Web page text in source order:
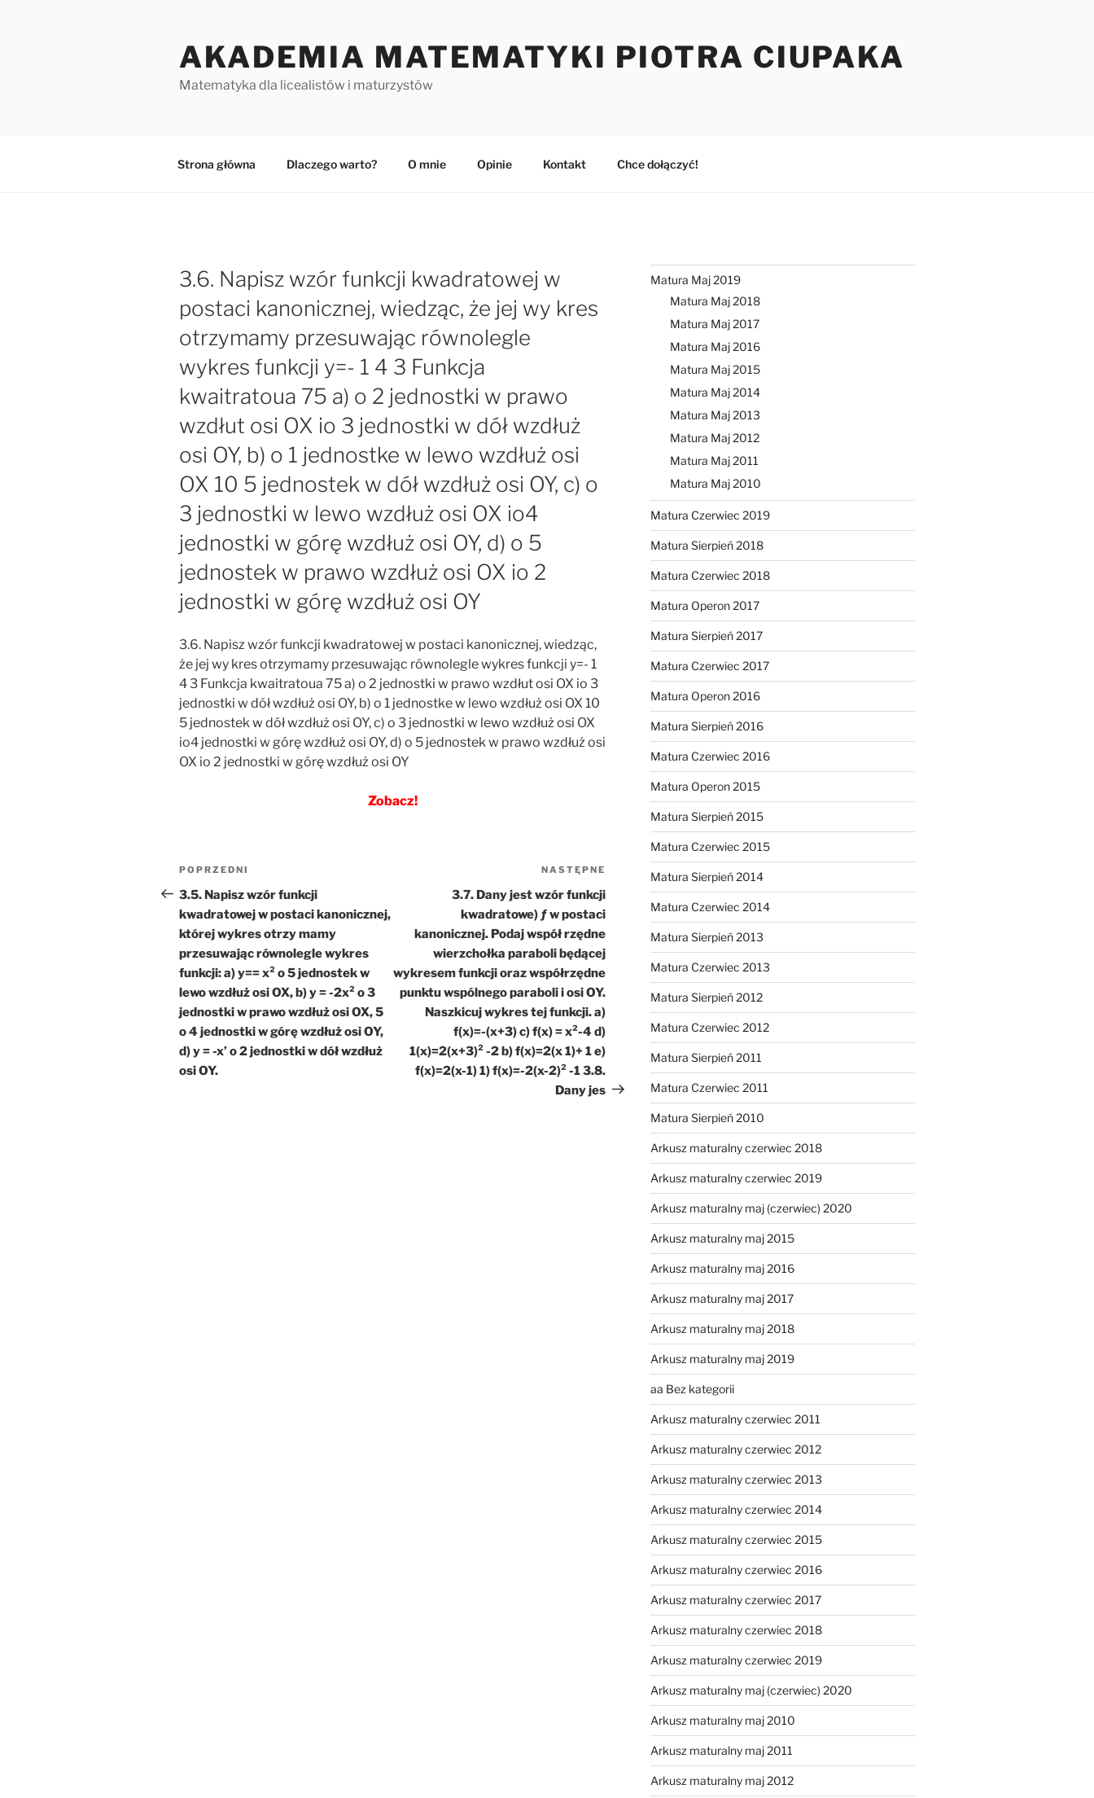
AKADEMIA MATEMATYKI PIOTRA CIUPAKA
Matematyka dla licealistów i maturzystów
Strona główna Dlaczego warto? O mnie Opinie Kontakt Chce dołączyć!
3.6. Napisz wzór funkcji kwadratowej w
postaci kanonicznej, wiedząc, że jej wy kres
otrzymamy przesuwając równolegle
wykres funkcji y=- 1 4 3 Funkcja
kwaitratoua 75 a) o 2 jednostki w prawo
wzdłut osi OX io 3 jednostki w dół wzdłuż
osi OY, b) o 1 jednostke w lewo wzdłuż osi
OX 10 5 jednostek w dół wzdłuż osi OY, c) o
3 jednostki w lewo wzdłuż osi OX io4
jednostki w górę wzdłuż osi OY, d) o 5
jednostek w prawo wzdłuż osi OX io 2
jednostki w górę wzdłuż osi OY
3.6. Napisz wzór funkcji kwadratowej w postaci kanonicznej, wiedząc,
że jej wy kres otrzymamy przesuwając równolegle wykres funkcji y=- 1
4 3 Funkcja kwaitratoua 75 a) o 2 jednostki w prawo wzdłut osi OX io 3
jednostki w dół wzdłuż osi OY, b) o 1 jednostke w lewo wzdłuż osi OX 10
5 jednostek w dół wzdłuż osi OY, c) o 3 jednostki w lewo wzdłuż osi OX
io4 jednostki w górę wzdłuż osi OY, d) o 5 jednostek w prawo wzdłuż osi
OX io 2 jednostki w górę wzdłuż osi OY
Zobacz!
Nawigacja
wpisu
Poprzedni
wpis
POPRZEDNI
3.5. Napisz wzór funkcji
kwadratowej w postaci kanonicznej,
której wykres otrzy mamy
przesuwając równolegle wykres
funkcji: a) y== x² o 5 jednostek w
lewo wzdłuż osi OX, b) y = -2x² o 3
jednostki w prawo wzdłuż osi OX, 5
o 4 jednostki w górę wzdłuż osi OY,
d) y = -x’ o 2 jednostki w dół wzdłuż
osi OY.
Następny
wpis
NASTĘPNE
3.7. Dany jest wzór funkcji
kwadratowe) ƒ w postaci
kanonicznej. Podaj współ rzędne
wierzchołka paraboli będącej
wykresem funkcji oraz współrzędne
punktu wspólnego paraboli i osi OY.
Naszkicuj wykres tej funkcji. a)
f(x)=-(x+3) c) f(x) = x²-4 d)
1(x)=2(x+3)² -2 b) f(x)=2(x 1)+ 1 e)
f(x)=2(x-1) 1) f(x)=-2(x-2)² -1 3.8.
Dany jes
Matura Maj 2019
Matura Maj 2018
Matura Maj 2017
Matura Maj 2016
Matura Maj 2015
Matura Maj 2014
Matura Maj 2013
Matura Maj 2012
Matura Maj 2011
Matura Maj 2010
Matura Czerwiec 2019
Matura Sierpień 2018
Matura Czerwiec 2018
Matura Operon 2017
Matura Sierpień 2017
Matura Czerwiec 2017
Matura Operon 2016
Matura Sierpień 2016
Matura Czerwiec 2016
Matura Operon 2015
Matura Sierpień 2015
Matura Czerwiec 2015
Matura Sierpień 2014
Matura Czerwiec 2014
Matura Sierpień 2013
Matura Czerwiec 2013
Matura Sierpień 2012
Matura Czerwiec 2012
Matura Sierpień 2011
Matura Czerwiec 2011
Matura Sierpień 2010
Arkusz maturalny czerwiec 2018
Arkusz maturalny czerwiec 2019
Arkusz maturalny maj (czerwiec) 2020
Arkusz maturalny maj 2015
Arkusz maturalny maj 2016
Arkusz maturalny maj 2017
Arkusz maturalny maj 2018
Arkusz maturalny maj 2019
aa Bez kategorii
Arkusz maturalny czerwiec 2011
Arkusz maturalny czerwiec 2012
Arkusz maturalny czerwiec 2013
Arkusz maturalny czerwiec 2014
Arkusz maturalny czerwiec 2015
Arkusz maturalny czerwiec 2016
Arkusz maturalny czerwiec 2017
Arkusz maturalny czerwiec 2018
Arkusz maturalny czerwiec 2019
Arkusz maturalny maj (czerwiec) 2020
Arkusz maturalny maj 2010
Arkusz maturalny maj 2011
Arkusz maturalny maj 2012